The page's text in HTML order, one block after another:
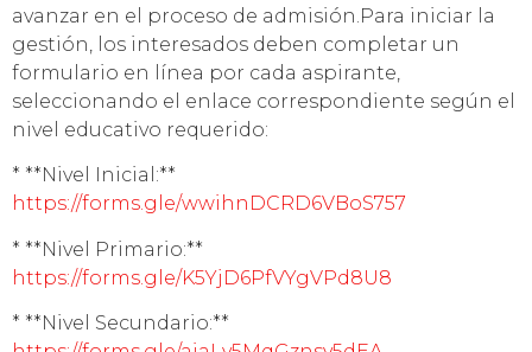
avanzar en el proceso de admisión.Para iniciar la
gestión, los interesados deben completar un
formulario en línea por cada aspirante,
seleccionando el enlace correspondiente según el
nivel educativo requerido:
* **Nivel Inicial:**
https://forms.gle/wwihnDCRD6VBoS757
* **Nivel Primario:**
https://forms.gle/K5YjD6PfVYgVPd8U8
* **Nivel Secundario:**